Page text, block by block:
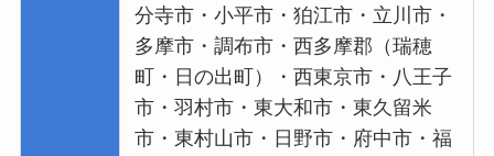
分寺市・小平市・狛江市・立川市・
多摩市・調布市・西多摩郡（瑞穂
町・日の出町）・西東京市・八王子
市・羽村市・東大和市・東久留米
市・東村山市・日野市・府中市・福